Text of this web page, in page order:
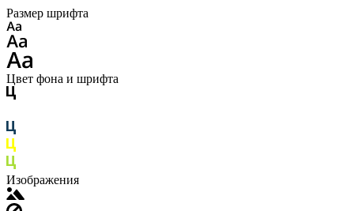
Размер шрифта
Цвет фона и шрифта
Изображения